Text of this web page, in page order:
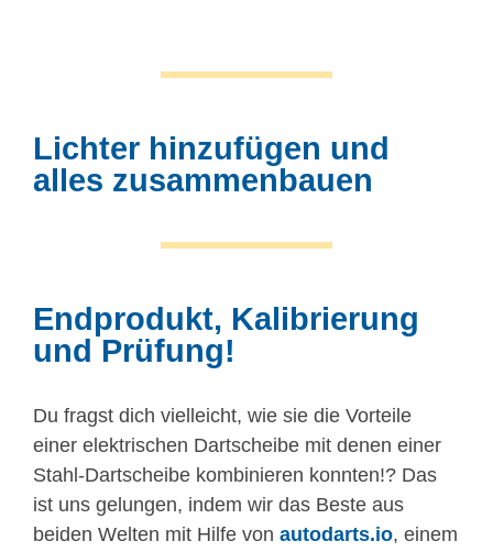
Lichter hinzufügen und
alles zusammenbauen
Endprodukt, Kalibrierung
und Prüfung!
Du fragst dich vielleicht, wie sie die Vorteile
einer elektrischen Dartscheibe mit denen einer
Stahl-Dartscheibe kombinieren konnten!? Das
ist uns gelungen, indem wir das Beste aus
beiden Welten mit Hilfe von autodarts.io, einem